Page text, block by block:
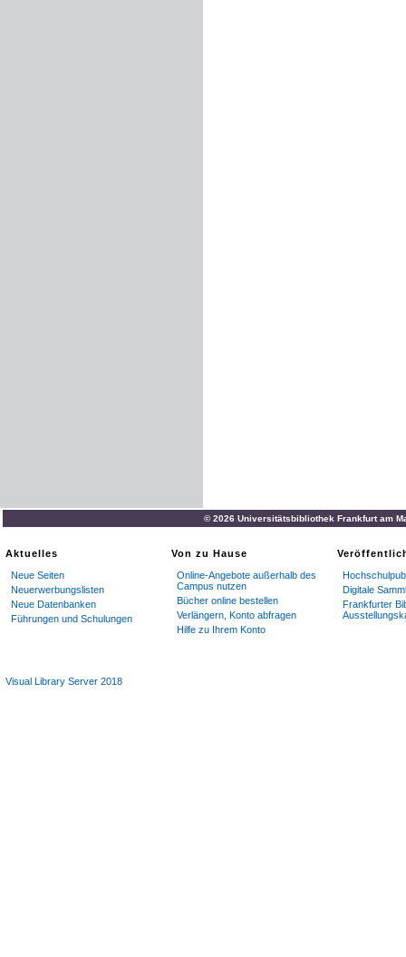
© 2026 Universitätsbibliothek Frankfurt am
Aktuelles
Neue Seiten
Neuerwerbungslisten
Neue Datenbanken
Führungen und Schulungen
Von zu Hause
Online-Angebote außerhalb des
Campus nutzen
Bücher online bestellen
Verlängern, Konto abfragen
Hilfe zu Ihrem Konto
Digitale
Frankfurter
Visual Library Server 2018